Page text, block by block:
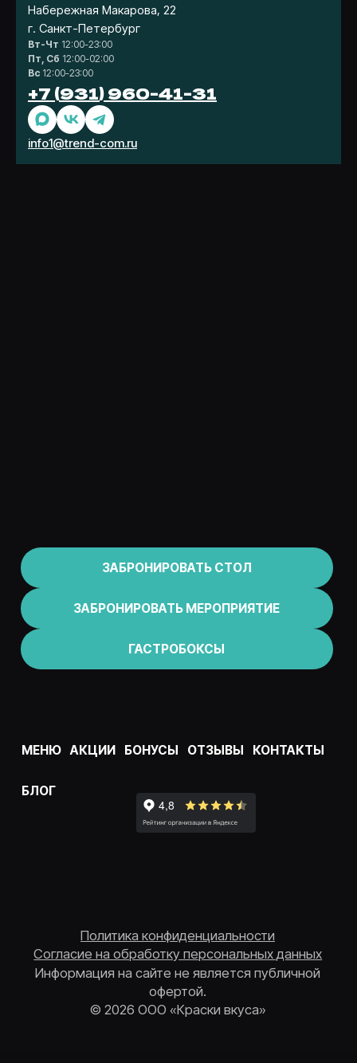
Набережная Макарова, 22
г. Санкт-Петербург
Вт-Чт 12:00-23:00
Пт, Сб 12:00-02:00
Вс 12:00-23:00
+7 (931) 960-41-31
info1@trend-com.ru
офертой.
© 2026 ООО «Краски вкуса»
Политика конфиденциальности
Согласие на обработку персональных данных